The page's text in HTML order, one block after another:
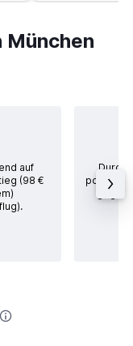
München
auf
(98 €